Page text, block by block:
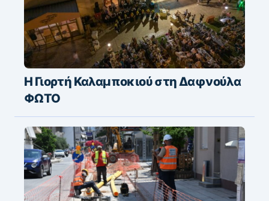
Η Γιορτή Καλαμποκιού στη Δαφνούλα
ΦΩΤΟ